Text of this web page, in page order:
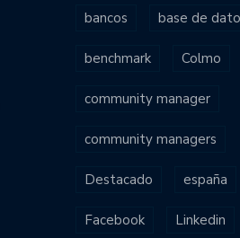
bancos base de
benchmark Colmo
community manager
community managers
Destacado españa
Facebook Linkedin